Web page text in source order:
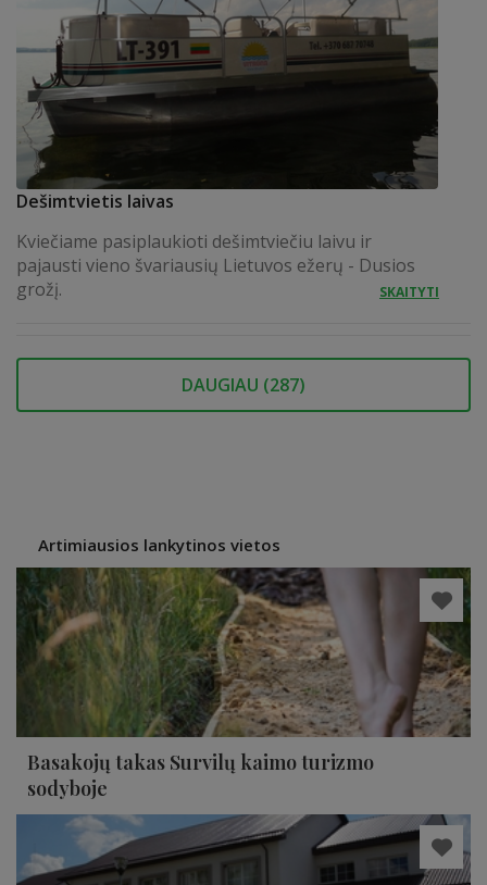
Dešimtvietis laivas
Kviečiame pasiplaukioti dešimtviečiu laivu ir
pajausti vieno švariausių Lietuvos ežerų - Dusios
grožį.
SKAITYTI
DAUGIAU (287)
Artimiausios lankytinos vietos
Basakojų takas Survilų kaimo turizmo
sodyboje